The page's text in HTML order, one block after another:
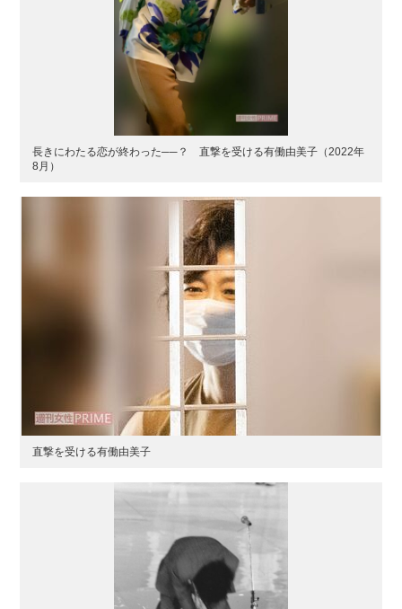
長きにわたる恋が終わった──？ 直撃を受ける有働由美子（2022年
8月）
直撃を受ける有働由美子